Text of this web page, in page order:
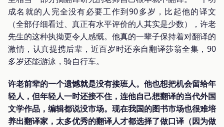
成名就的人完全没有必要工作到90多岁，比起他的译文
（全部仔细看过、真正有水平评价的人其实是少数），许老
先生的这种执拗更令人感慨。他真的一辈子保持着对翻译的
激情，认真提携后辈，近百岁时还亲自翻译莎翁全集，90
多岁还能游泳，骑自行车。
许老前辈的一个遗憾就是没有接班人。他也想把机会留给年
轻人，但年轻人一时还接不住，连他自己想翻译的当代外国
文学作品，编辑都说没市场。现在我国的图书市场也很难培
养出翻译家，太多优秀的翻译人才都选择了做口译（因为做